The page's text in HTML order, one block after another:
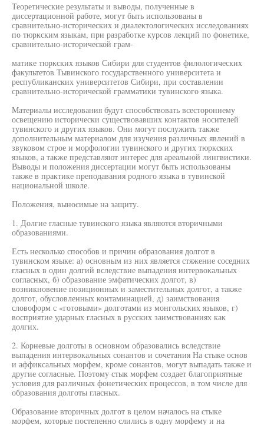
Теоретические результаты и выводы, полученные в
диссертационной работе, могут быть использованы в
сравнительно-исторических и диалектологических исследованиях
по тюркским языкам, при разработке курсов лекций по фонетике,
сравнительно-исторической грам-
матике тюркских языков Сибири для студентов филологических
факультетов Тывинского государственного университета и
республиканских университетов Сибири, при составлении
сравнительно-исторической грамматики тувинского языка.
Материалы исследования будут способствовать всестороннему
освещению исторически существовавших контактов носителей
тувинского и других языков. Они могут послужить также
дополнительным материалом для изучения различных явлений в
звуковом строе и морфологии тувинского и других тюркских
языков, а также представляют интерес для ареальной лингвистики.
Выводы и положения диссертации могут быть использованы
также в практике преподавания родного языка в тувинской
национальной школе.
Положения, выносимые на защиту.
1. Долгие гласные тувинского языка являются вторичными
образованиями.
Есть несколько способов и причин образования долгот в
тувинском языке: а) основным из них является стяжение соседних
гласных в один долгий вследствие выпадения интервокальных
согласных, б) образование эмфатических долгот, в)
возникновение позиционных и заместительных долгот, а также
долгот, обусловленных контаминацией, д) заимствования
словоформ с «готовыми» долготами из монгольских языков, г)
восприятие ударных гласных в русских заимствованиях как
долгих.
2. Корневые долготы в основном образовались вследствие
выпадения интервокальных сонантов и сочетания На стыке основ
и аффиксальных морфем, кроме сонантов, могут выпадать также и
другие согласные. Поэтому стык морфем создает благоприятные
условия для различных фонетических процессов, в том числе для
образования долготы гласных.
Образование вторичных долгот в целом началось на стыке
морфем, которые постепенно слились в одну морфему и на